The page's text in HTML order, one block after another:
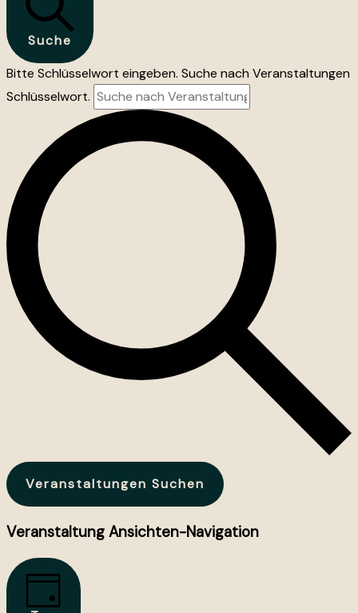
Suche
Bitte Schlüsselwort eingeben. Suche nach Veranstaltungen
Schlüsselwort.
Veranstaltungen Suchen
Veranstaltung Ansichten-Navigation